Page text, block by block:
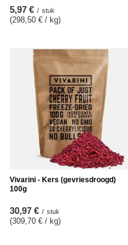
5,97 € / stuk
(298,50 € / kg)
Vivarini - Kers (gevriesdroogd)
100g
30,97 € / stuk
(309,70 € / kg)